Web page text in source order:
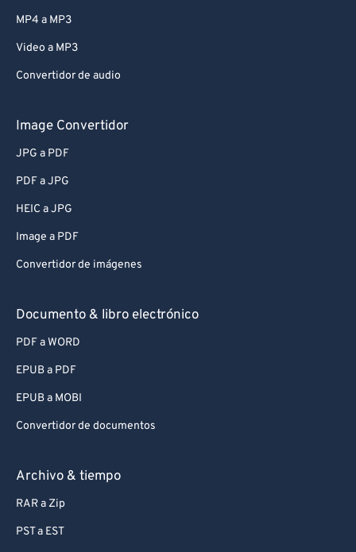
MP4 a MP3
Video a MP3
Convertidor de audio
Image Convertidor
JPG a PDF
PDF a JPG
HEIC a JPG
Image a PDF
Convertidor de imágenes
Documento & libro electrónico
PDF a WORD
EPUB a PDF
EPUB a MOBI
Convertidor de documentos
Archivo & tiempo
RAR a Zip
PST a EST